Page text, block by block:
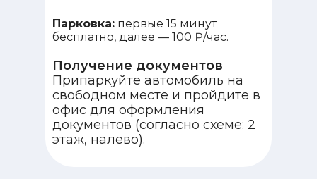
Получение документов
Припаркуйте автомобиль на
свободном месте и пройдите в
офис для оформления
документов (согласно схеме: 2
этаж, налево).
Парковка: первые 15 минут
бесплатно, далее — 100 ₽/час.